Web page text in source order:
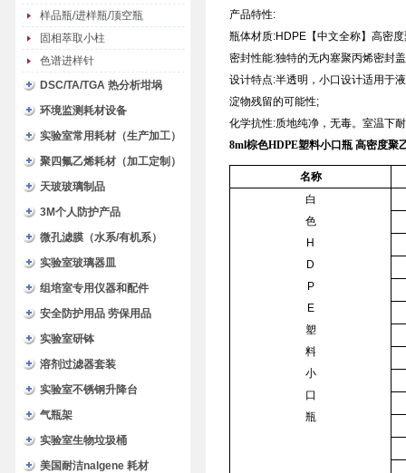
样品瓶/进样瓶/顶空瓶
固相萃取小柱
色谱进样针
DSC/TA/TGA 热分析坩埚
环境监测耗材设备
实验室常用耗材（生产加工）
聚四氟乙烯耗材（加工定制）
天玻玻璃制品
3M个人防护产品
微孔滤膜（水系/有机系）
实验室玻璃器皿
组培室专用仪器和配件
安全防护用品 劳保用品
实验室研钵
溶剂过滤器套装
实验室不锈钢升降台
气瓶架
实验室生物垃圾桶
美国耐洁nalgene 耗材
产品特性:
瓶体材质:HDPE 【中文全称】高密
密封性能:独特的无内塞聚丙烯密封
设计特点:半透明，小口设计适用于
淀物残留的可能性;
化学抗性:质地纯净，无毒。室温下
8ml棕色HDPE塑料小口瓶 高密度聚
名称
白
色
H
D
P
E
塑
料
小
口
瓶